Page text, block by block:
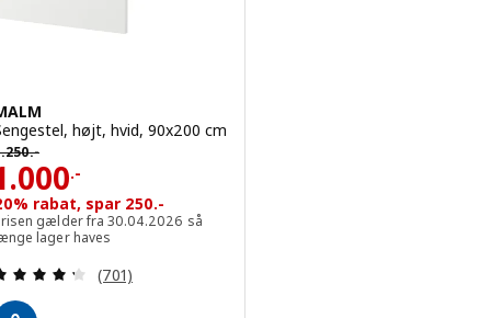
højt, hvid, 90x200 cm
.-1250.-
.-
1000.-
rabat, spar 250.-
gælder fra 30.04.2026 så
lager haves
Anmeld: 4.3 ud af 5 Stjerner. Anmeldelser i alt:
(701)